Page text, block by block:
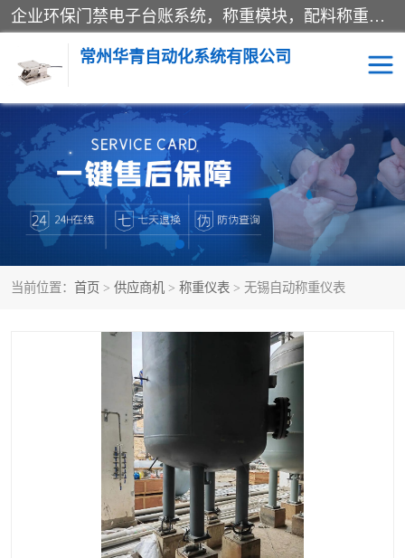
企业环保门禁电子台账系统，称重模块，配料称重系统,称重模块厂家,地磅称重系统,检重秤厂家 常州华青自动化主营：称重模块、无人值守称重系统、配料称重系统、地磅称重系统、检重秤、托利多称重模块等产品。各种称重软件，移动源环保门禁电子台账系统软件。 常州华青自动化系统有限公司7*24的电话支持服务、项目现场开发服务、新功能定制研发服务，产品培训、远程维护，现场安装调试工程等。
常州华青自动化系统有限公司
当前位置： 首页 > 供应商机 > 称重仪表 > 无锡自动称重仪表
称重模块 称重仪表
手工配料系统 屠宰管理软件
自动化配料系统 称重贴标机
屠宰轨道秤 检重秤
移动源环保门禁电子台账